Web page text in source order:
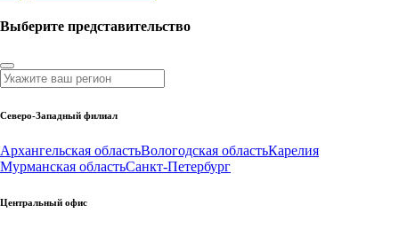
Выберите представительство
Северо-Западный филиал
Архангельская областьВологодская областьКарелия
Мурманская областьСанкт-Петербург
Центральный офис